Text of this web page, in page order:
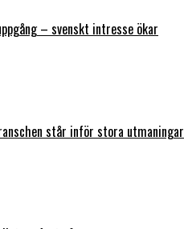
– svenskt intresse ökar
står inför stora utmaningar